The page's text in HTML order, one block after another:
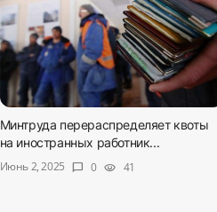
Минтруда перераспределяет квоты
на иностранных работник...
Июнь 2, 2025
chat_bubble 0 visibility 41